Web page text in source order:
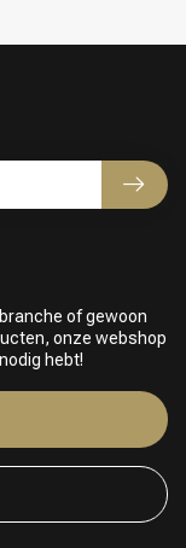
of gewoon
onze webshop
hebt!